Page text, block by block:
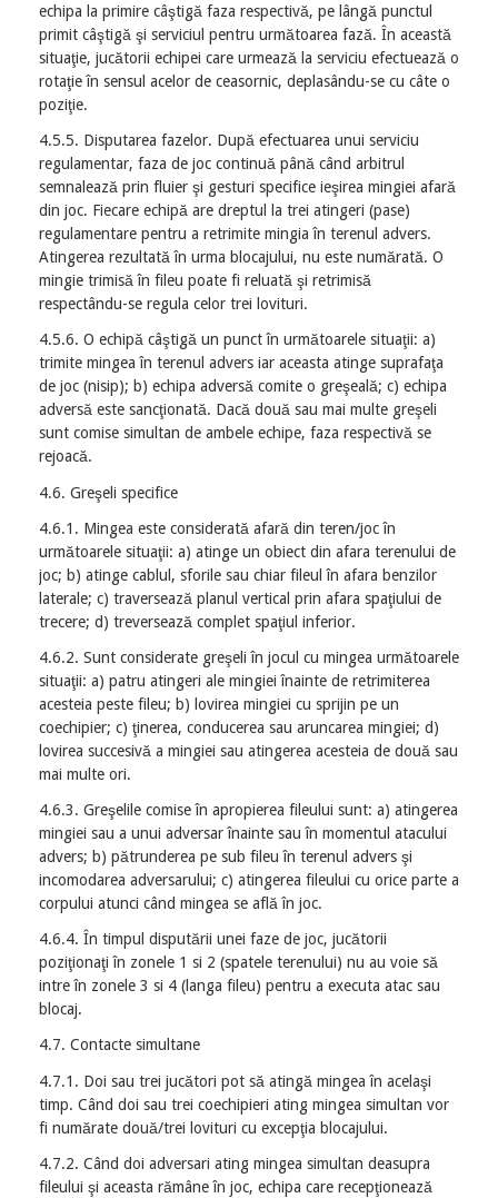
echipa la primire câştigă faza respectivă, pe lângă punctul
primit câştigă şi serviciul pentru următoarea fază. În această
situaţie, jucătorii echipei care urmează la serviciu efectuează o
rotaţie în sensul acelor de ceasornic, deplasându-se cu câte o
poziţie.
4.5.5. Disputarea fazelor. După efectuarea unui serviciu
regulamentar, faza de joc continuă până când arbitrul
semnalează prin fluier şi gesturi specifice ieşirea mingiei afară
din joc. Fiecare echipă are dreptul la trei atingeri (pase)
regulamentare pentru a retrimite mingia în terenul advers.
Atingerea rezultată în urma blocajului, nu este numărată. O
mingie trimisă în fileu poate fi reluată şi retrimisă
respectându-se regula celor trei lovituri.
4.5.6. O echipă câştigă un punct în următoarele situaţii: a)
trimite mingea în terenul advers iar aceasta atinge suprafaţa
de joc (nisip); b) echipa adversă comite o greşeală; c) echipa
adversă este sancţionată. Dacă două sau mai multe greşeli
sunt comise simultan de ambele echipe, faza respectivă se
rejoacă.
4.6. Greşeli specifice
4.6.1. Mingea este considerată afară din teren/joc în
următoarele situaţii: a) atinge un obiect din afara terenului de
joc; b) atinge cablul, sforile sau chiar fileul în afara benzilor
laterale; c) traversează planul vertical prin afara spaţiului de
trecere; d) treversează complet spaţiul inferior.
4.6.2. Sunt considerate greşeli în jocul cu mingea următoarele
situaţii: a) patru atingeri ale mingiei înainte de retrimiterea
acesteia peste fileu; b) lovirea mingiei cu sprijin pe un
coechipier; c) ţinerea, conducerea sau aruncarea mingiei; d)
lovirea succesivă a mingiei sau atingerea acesteia de două sau
mai multe ori.
4.6.3. Greşelile comise în apropierea fileului sunt: a) atingerea
mingiei sau a unui adversar înainte sau în momentul atacului
advers; b) pătrunderea pe sub fileu în terenul advers şi
incomodarea adversarului; c) atingerea fileului cu orice parte a
corpului atunci când mingea se află în joc.
4.6.4. În timpul disputării unei faze de joc, jucătorii
poziţionaţi în zonele 1 si 2 (spatele terenului) nu au voie să
intre în zonele 3 si 4 (langa fileu) pentru a executa atac sau
blocaj.
4.7. Contacte simultane
4.7.1. Doi sau trei jucători pot să atingă mingea în acelaşi
timp. Când doi sau trei coechipieri ating mingea simultan vor
fi numărate două/trei lovituri cu excepţia blocajului.
4.7.2. Când doi adversari ating mingea simultan deasupra
fileului şi aceasta rămâne în joc, echipa care recepţionează